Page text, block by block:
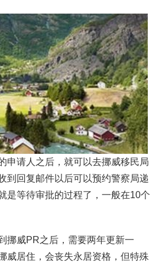
申请人之后，就可以去挪威移民局
到回复邮件以后可以预约警察局递
是等待审批的过程了，一般在10个
挪威PR之后，需要两年更新一
威居住，会丧失永居资格，但特殊